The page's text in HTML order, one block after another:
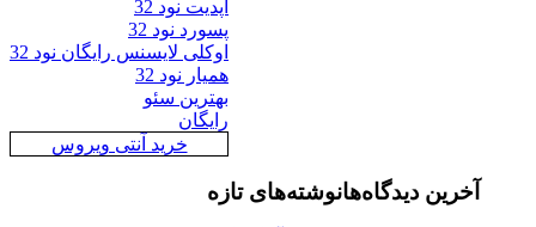
پسورد نود 32
اوکلی لایسنس رایگان نود 32
همیار نود 32
بهترین سئو
خرید آنتی ویروس
نوشته‌های تازهدیدگاه‌ها